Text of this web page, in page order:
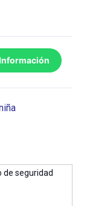
de seguridad